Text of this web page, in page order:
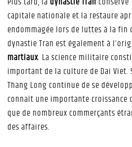
capitale nationale et la restaure
endommagée lors de luttes à la fin
dynastie Tran est également à
martiaux. La science militaire
important de la culture de Dai Viet.
Thang Long continue de se
connaît une importante croissance
que de nombreux commerçants
des affaires.